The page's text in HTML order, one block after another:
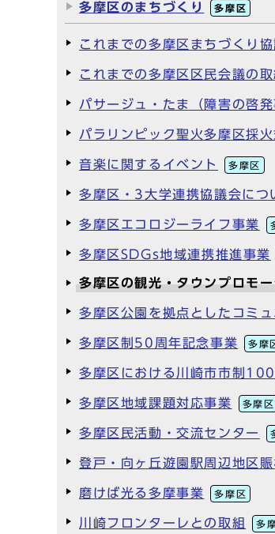
多摩区のまちづくり 多摩区
これまでの多摩区まちづくり
これまでの多摩区区民会議の取
パサージュ・たま（障害の啓発
パラリンピック聖火多摩区採火
音楽に関するイベント 多摩区
多摩区・3大学連携協議会につ
多摩区エコロジーライフ事業
多摩区SDGs地域連携推進事業
多摩区の観光・タウンプロモ
多摩区公園を拠点としたコミ
多摩区制50周年記念事業 多摩
多摩区における川崎市市制
多摩区地域課題対応事業 多摩区
多摩区民活動・交流センター
登戸・向ヶ丘遊園駅周辺地区
磨けば光る多摩事業 多摩区
川崎フロンターレとの取組 多